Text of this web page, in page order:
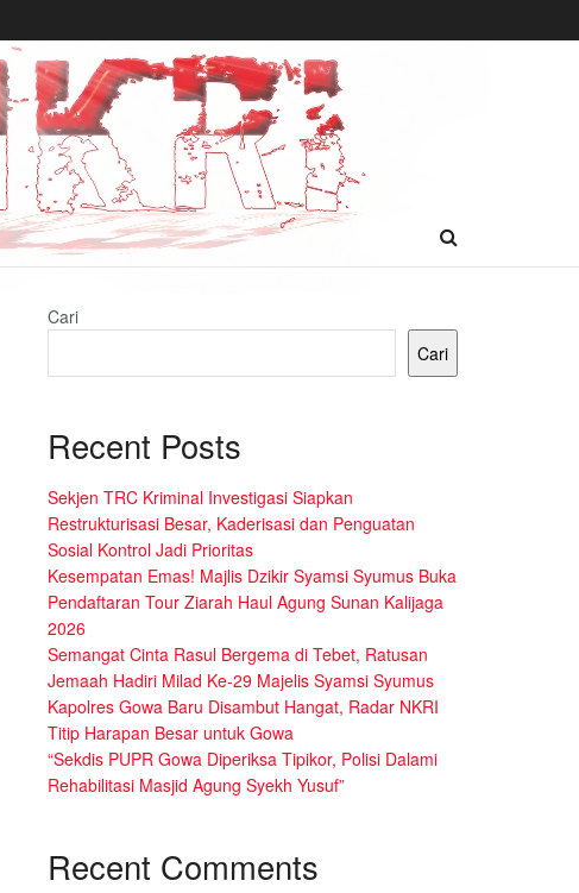
Cari
Cari
Recent Posts
Sekjen TRC Kriminal Investigasi Siapkan
Restrukturisasi Besar, Kaderisasi dan Penguatan
Sosial Kontrol Jadi Prioritas
Kesempatan Emas! Majlis Dzikir Syamsi Syumus Buka
Pendaftaran Tour Ziarah Haul Agung Sunan Kalijaga
2026
Semangat Cinta Rasul Bergema di Tebet, Ratusan
Jemaah Hadiri Milad Ke-29 Majelis Syamsi Syumus
Kapolres Gowa Baru Disambut Hangat, Radar NKRI
Titip Harapan Besar untuk Gowa
“Sekdis PUPR Gowa Diperiksa Tipikor, Polisi Dalami
Rehabilitasi Masjid Agung Syekh Yusuf”
Recent Comments